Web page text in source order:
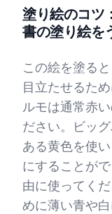
塗り絵のコツ
書の塗り絵を
この絵を塗る
目立たせるた
ルモは通常赤
ださい。ビッ
ある黄色を使
にすることが
由に使ってく
めに薄い青や